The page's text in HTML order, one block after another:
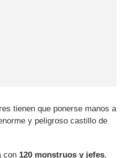
tienen que ponerse manos a
y peligroso castillo de
con 120 monstruos y jefes,